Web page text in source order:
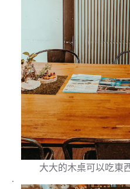
大大的木桌可以吃東
.